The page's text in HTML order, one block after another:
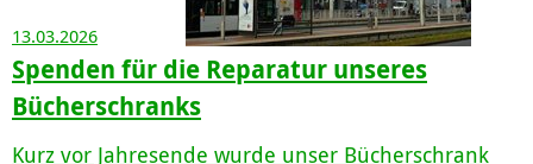
13.03.2026
Spenden für die Reparatur unseres
Bücherschranks
Kurz vor Jahresende wurde unser Bücherschrank